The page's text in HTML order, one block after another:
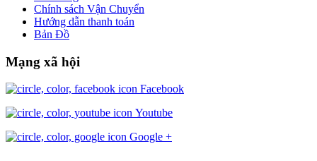
Chính sách Vận Chuyển
Hướng dẫn thanh toán
Bản Đồ
Mạng xã hội
Facebook
Youtube
Google +